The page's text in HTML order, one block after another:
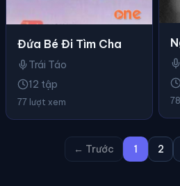
Đứa Bé Đi Tìm Cha
Trái Táo
12 tập
77 lượt xem
← Trước 1 2